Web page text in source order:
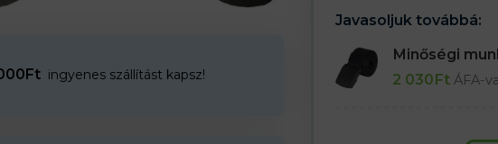
ingyenes szállítást kapsz!
jobban illeszkedik a testhez
– Szem a kulcsok rögzítéséhez
– hurkok egyéb tartozékok
– Térdzsebek a térdvédők
– A divatos színkombináció
Javasoljuk továbbá:
Minőségi
2 030Ft ÁFA-